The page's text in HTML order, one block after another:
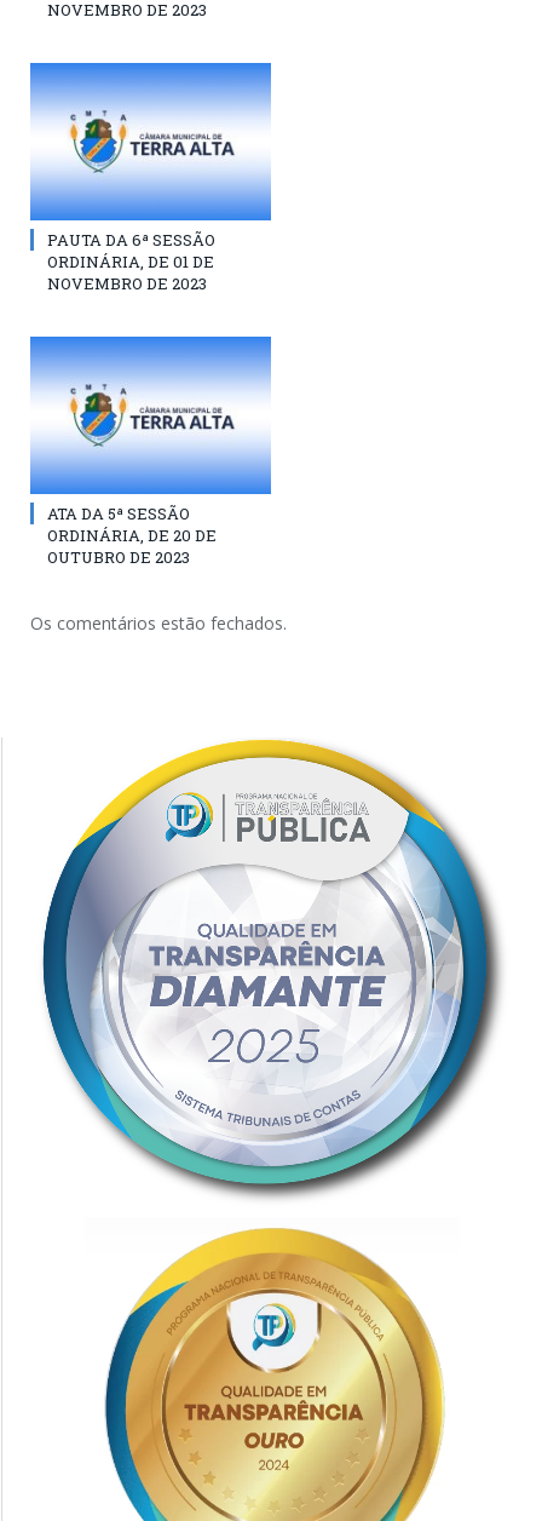
NOVEMBRO DE 2023
PAUTA DA 6ª SESSÃO
ORDINÁRIA, DE 01 DE
NOVEMBRO DE 2023
ATA DA 5ª SESSÃO
ORDINÁRIA, DE 20 DE
OUTUBRO DE 2023
Os comentários estão fechados.